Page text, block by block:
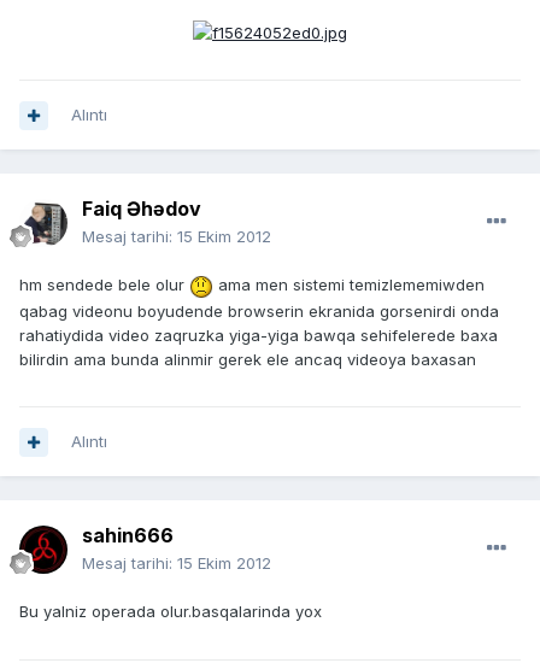
Alıntı
Faiq Əhədov
Mesaj tarihi: 15 Ekim 2012
hm sendede bele olur
ama men sistemi temizlememiwden
qabag videonu boyudende browserin ekranida gorsenirdi onda
rahatiydida video zaqruzka yiga-yiga bawqa sehifelerede baxa
bilirdin ama bunda alinmir gerek ele ancaq videoya baxasan
Alıntı
sahin666
Mesaj tarihi: 15 Ekim 2012
Bu yalniz operada olur.basqalarinda yox